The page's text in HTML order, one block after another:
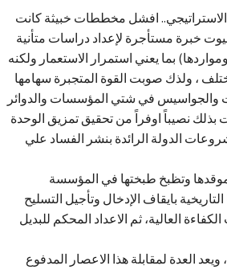
الاستراتيجي.. افشل مخططات خبيثة كانت
خبرة مستأجرة لإعداد دراسات متأنية
بما يعني استمرار الاستعمار ولكنه
، ولذك صوبت القوة المتجبرة سهامها
والجواسيس في شتي المؤسسات والدوائر
بذلك نصيباً اوفراً من تحقيق تمزيق الوحدة
الدولة الرائدة بنشر الفساد علي
وتظبخ طبختها في المؤسسة
بايقاف الإدخال وتأجيل التسليح
العالية، ثم الاعداد المحكم للبديل
العدة لمقابلة هذا الاعصار المدفوع